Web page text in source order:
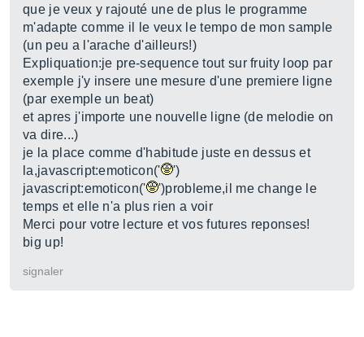
que je veux y rajouté une de plus le programme
m'adapte comme il le veux le tempo de mon sample
(un peu a l'arache d'ailleurs!)
Expliquation:je pre-sequence tout sur fruity loop par
exemple j'y insere une mesure d'une premiere ligne
(par exemple un beat)
et apres j'importe une nouvelle ligne (de melodie on
va dire...)
je la place comme d'habitude juste en dessus et
la,javascript:emoticon('
')
javascript:emoticon('
')probleme,il me change le
temps et elle n'a plus rien a voir
Merci pour votre lecture et vos futures reponses!
big up!
signaler